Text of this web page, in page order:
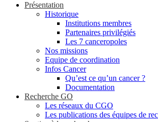
Présentation
Historique
Institutions membres
Partenaires privilégiés
Les 7 canceropoles
Nos missions
Equipe de coordination
Infos Cancer
Qu’est ce qu’un cancer ?
Documentation
Recherche GO
Les réseaux du CGO
Les publications des équipes de